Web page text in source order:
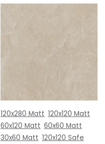
120x280 Matt 120x120 Matt
60x120 Matt 60x60 Matt
30x60 Matt 120x120 Safe